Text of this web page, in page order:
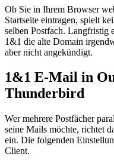
Ob Sie in Ihrem Browser
Startseite eintragen, spielt
selben Postfach. Langfristig
1&1 die alte Domain
aber nicht angekündigt.
1&1 E-Mail in
Thunderbird
Wer mehrere Postfächer
seine Mails möchte, richtet
ein. Die folgenden
Client.